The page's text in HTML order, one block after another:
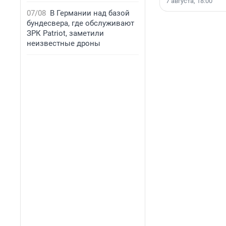
07/08 В Германии над базой
бундесвера, где обслуживают
ЗРК Patriot, заметили
неизвестные дроны